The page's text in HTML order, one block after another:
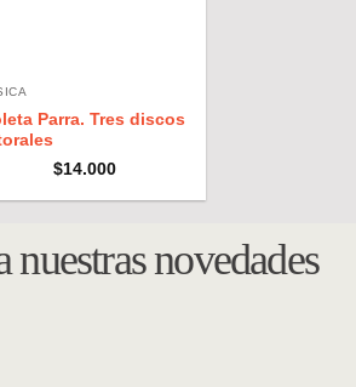
Parra. Tres discos
$14.000
nuestras novedades